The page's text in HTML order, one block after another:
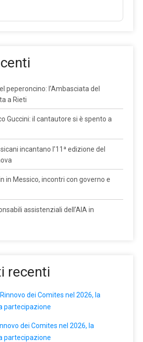
peperoncino: l’Ambasciata del
a Rieti
Guccini: il cantautore si è spento a
incantano l’11ª edizione del
in Messico, incontri con governo e
assistenziali dell’AIA in
recenti
Rinnovo dei Comites nel 2026, la
partecipazione
dei Comites nel 2026, la
partecipazione